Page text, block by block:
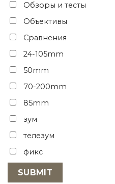
Обзоры и тесты
Объективы
Сравнения
24-105mm
50mm
70-200mm
85mm
зум
телезум
фикс